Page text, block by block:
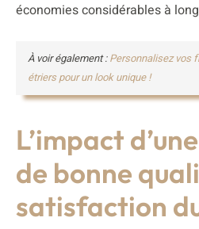
économies considérables à
À voir également :Personnalisez vos
étriers pour un look unique !
L’impact
de bonne
satisfaction